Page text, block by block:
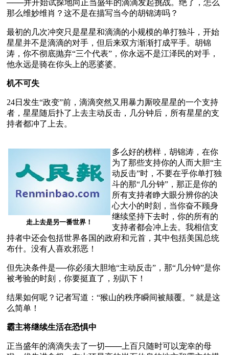
───并开始试探地向正当盛年的滴滴发起挑战。绝了，怎么
那么维妙维肖？这不是在描写当今的胡锦涛吗？
最初的几次冲突只是星星和滴滴的小规模的单打独斗，开始
星星并不是滴滴的对手，但后来双方渐渐打成平手。胡锦
涛，你不彻底抛弃“三个代表”，你永远不是江泽民的对手，
他永远是骑在你头上的恶婆婆。
机不可失
24日发生“政变”前，滴滴突然又用暴力厮咬星星的一个支持
者，星星随后扑了上去主动反击，几分钟后，所有星星的支
持者都冲了上去。
走上去是另一番世界！
多么好的榜样，胡锦涛，在你
为了那些支持你的人而大胆“主
动反击”时，不要在乎你单打独
斗的那“几分钟”，那正是你的
所有支持者睁大眼分辨你的决
心大小的时刻，当你奋不顾身
继续坚持下去时，你的所有的
支持者都会冲上去。我相信支
持者中还会包括世界各国的政府和元首，其中包括美国总统
布什。没有人喜欢邪恶！
但先决条件是──你必须大胆地“主动反击”，那“几分钟”是你
被考验的时刻，你要挺直了，别趴下！
结果如何呢？记者写道：“猴山的秩序瞬间被颠覆。” 就是这
么简单！
霸主将继续生活在恐惧中
正当盛年的滴滴失去了一切───上百只随时可以宠幸的母